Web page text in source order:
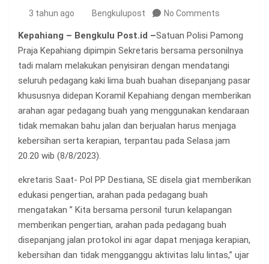
3 tahun ago Bengkulupost No Comments
Kepahiang – Bengkulu Post.id –Satuan Polisi Pamong
Praja Kepahiang dipimpin Sekretaris bersama personilnya
tadi malam melakukan penyisiran dengan mendatangi
seluruh pedagang kaki lima buah buahan disepanjang pasar
khususnya didepan Koramil Kepahiang dengan memberikan
arahan agar pedagang buah yang menggunakan kendaraan
tidak memakan bahu jalan dan berjualan harus menjaga
kebersihan serta kerapian, terpantau pada Selasa jam
20.20 wib (8/8/2023).
ekretaris Saat- Pol PP Destiana, SE disela giat memberikan
edukasi pengertian, arahan pada pedagang buah
mengatakan ” Kita bersama personil turun kelapangan
memberikan pengertian, arahan pada pedagang buah
disepanjang jalan protokol ini agar dapat menjaga kerapian,
kebersihan dan tidak mengganggu aktivitas lalu lintas,” ujar